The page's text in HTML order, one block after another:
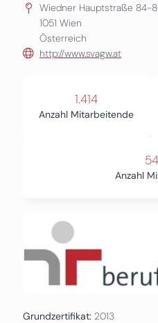
Wiedner Hauptstraße 84-
1051 Wien
Österreich
http://www.svagw.at
1.414
Anzahl Mitarbeitende
Anzahl
Grundzertifikat: 2013